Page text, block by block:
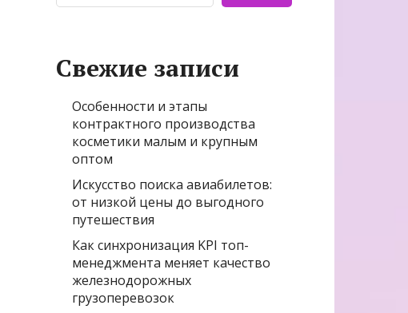
Свежие записи
Особенности и этапы
контрактного производства
косметики малым и крупным
оптом
Искусство поиска авиабилетов:
от низкой цены до выгодного
путешествия
Как синхронизация KPI топ-
менеджмента меняет качество
железнодорожных
грузоперевозок